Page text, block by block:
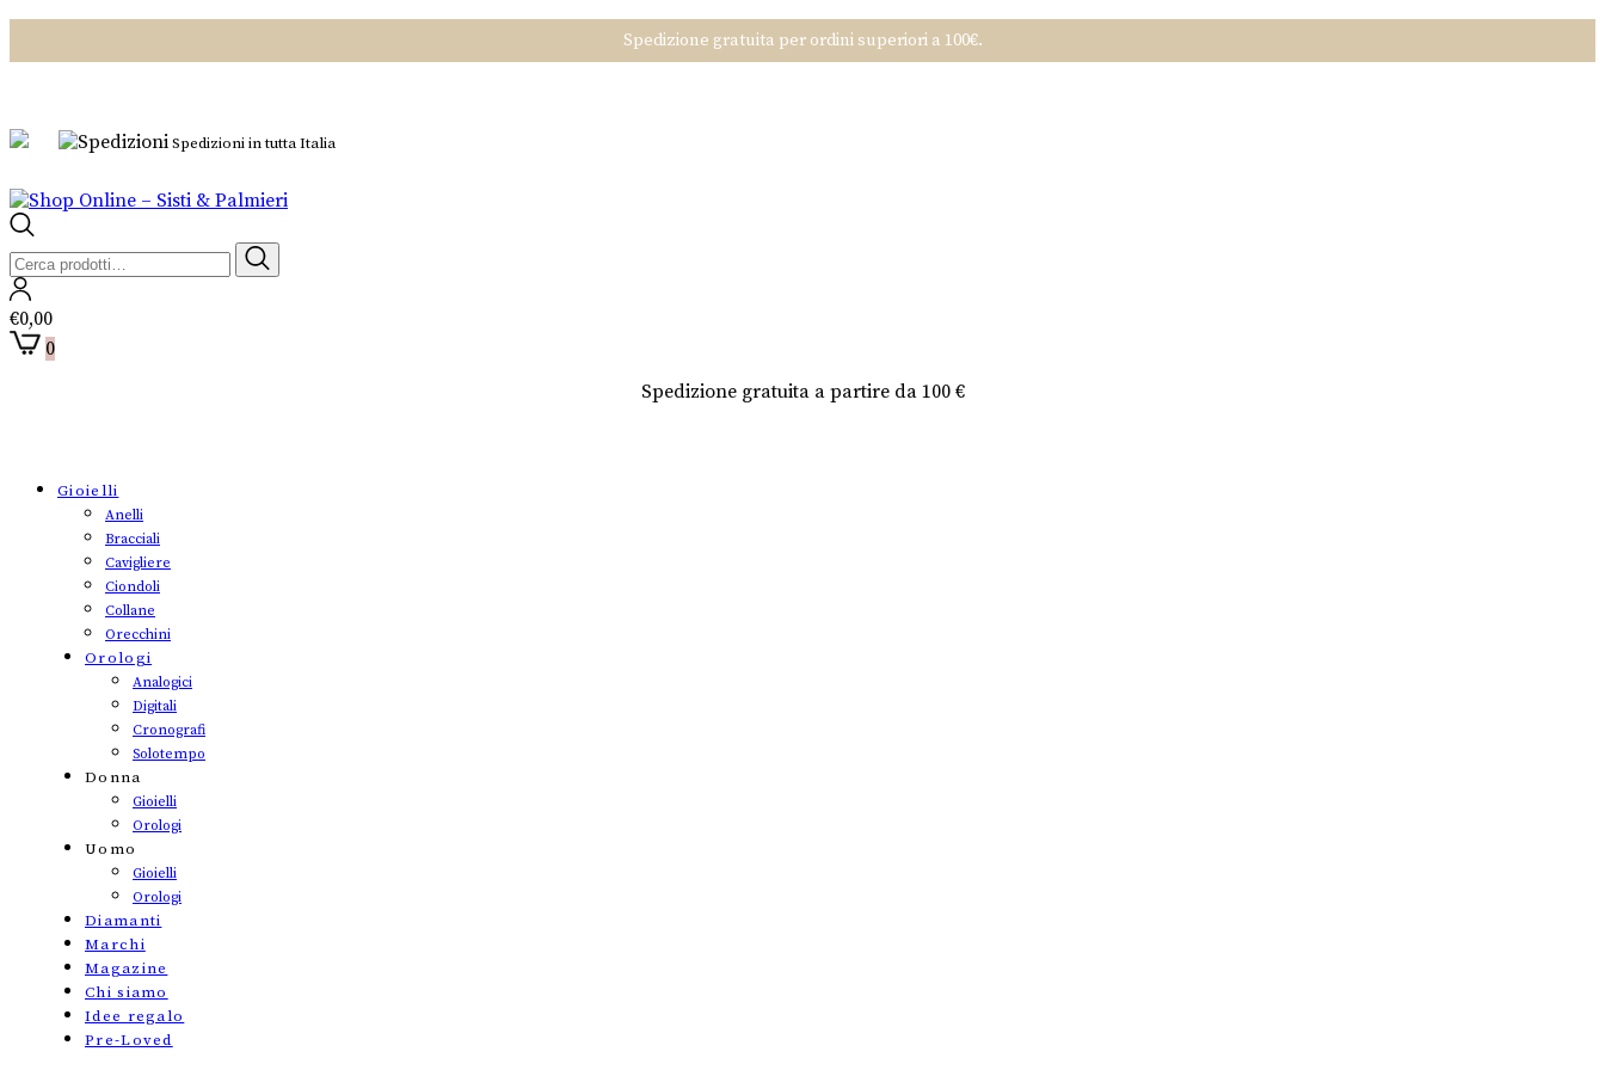
Spedizione gratuita per ordini superiori a 100€.
Spedizioni in tutta Italia
Cerca:
€0,00
0
Spedizione gratuita a partire da 100 €
Gioielli
Anelli
Bracciali
Cavigliere
Ciondoli
Collane
Orecchini
Orologi
Analogici
Digitali
Cronografi
Solotempo
Donna
Gioielli
Orologi
Uomo
Gioielli
Orologi
Diamanti
Marchi
Magazine
Chi siamo
Idee regalo
Pre-Loved